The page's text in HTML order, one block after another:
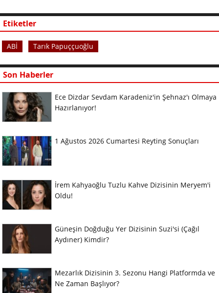
Etiketler
ABİ Tarık Papuççuoğlu
Son Haberler
Ece Dizdar Sevdam Karadeniz'in Şehnaz'ı Olmaya
Hazırlanıyor!
1 Ağustos 2026 Cumartesi Reyting Sonuçları
İrem Kahyaoğlu Tuzlu Kahve Dizisinin Meryem'i
Oldu!
Güneşin Doğduğu Yer Dizisinin Suzi'si (Çağıl
Aydıner) Kimdir?
Mezarlık Dizisinin 3. Sezonu Hangi Platformda ve
Ne Zaman Başlıyor?